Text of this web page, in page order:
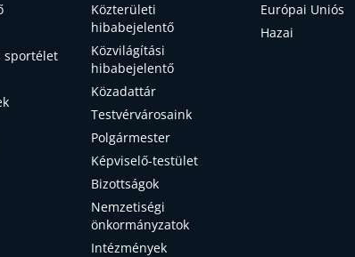
sportélet
Közterületi
hibabejelentő
Közvilágítási
hibabejelentő
Közadattár
Testvérvárosaink
Polgármester
Képviselő-testület
Bizottságok
Nemzetiségi
önkormányzatok
Intézmények
Európai Uniós
Hazai